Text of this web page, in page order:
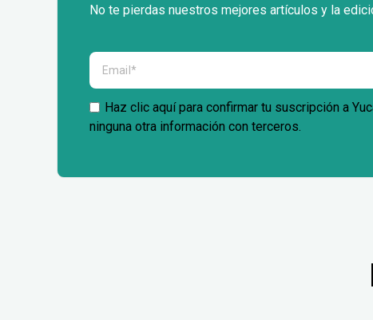
No te pierdas nuestros mejores artículos y la
Haz clic aquí para confirmar tu suscripción a
ninguna otra información con terceros.